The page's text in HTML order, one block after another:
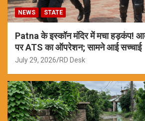
NEWS STATE
Patna के इस्कॉन मंदिर में मचा हड़कंप!
पर ATS का ऑपरेशन; सामने आई सच्चाई
July 29, 2026 RD Desk